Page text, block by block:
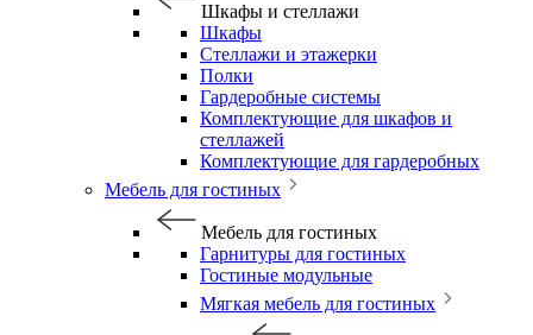
Шкафы и стеллажи
Шкафы
Стеллажи и этажерки
Полки
Гардеробные системы
Комплектующие для шкафов и
стеллажей
Комплектующие для гардеробных
Мебель для гостиных
Мебель для гостиных
Гарнитуры для гостиных
Гостиные модульные
Мягкая мебель для гостиных